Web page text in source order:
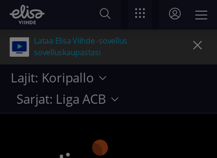
Lataa Elisa Viihde -sovellus
sovelluskaupastasi
Lajit: Koripallo
Sarjat: Liga ACB